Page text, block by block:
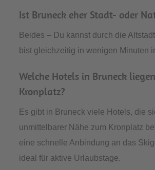
Ist Bruneck eher Stadt- oder
Beides – Du kannst durch die
bist gleichzeitig in wenigen Minuten
Welche Hotels in Bruneck
Kronplatz?
Es gibt in Bruneck viele Hotels, die
unmittelbarer Nähe zum Kronplatz
eine schnelle Anbindung an das
ideal für aktive Urlaubstage.